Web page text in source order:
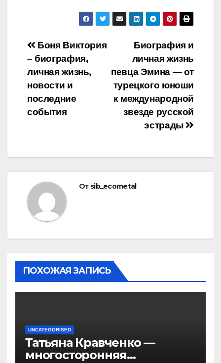
Навигация
по
записям
Биография и
личная жизнь
певца Эмина — от
турецкого юноши
к международной
звезде русской
эстрады
Боня Виктория
– биография,
личная жизнь,
новости и
последние
события
От sib_ecometal
ПОХОЖАЯ ЗАПИСЬ
UNCATEGORISED
Татьяна Кравченко —
многосторонняя